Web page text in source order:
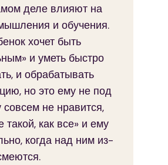
деле влияют на
и обучения.
хочет быть
и уметь быстро
и обрабатывать
но это ему не под
не нравится,
такой, как все» и ему
когда над ним из-